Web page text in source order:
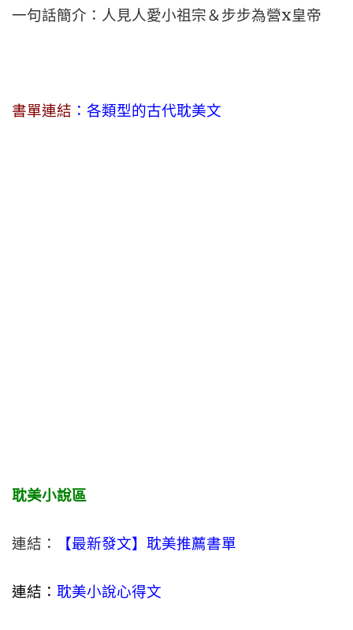
一句話簡介：人見人愛小祖宗＆步步為營x皇帝
書單連結 ：各類型的古代耽美文
耽美小說區
連結： 【最新發文】耽美推薦書單
連結： 耽美小說心得文